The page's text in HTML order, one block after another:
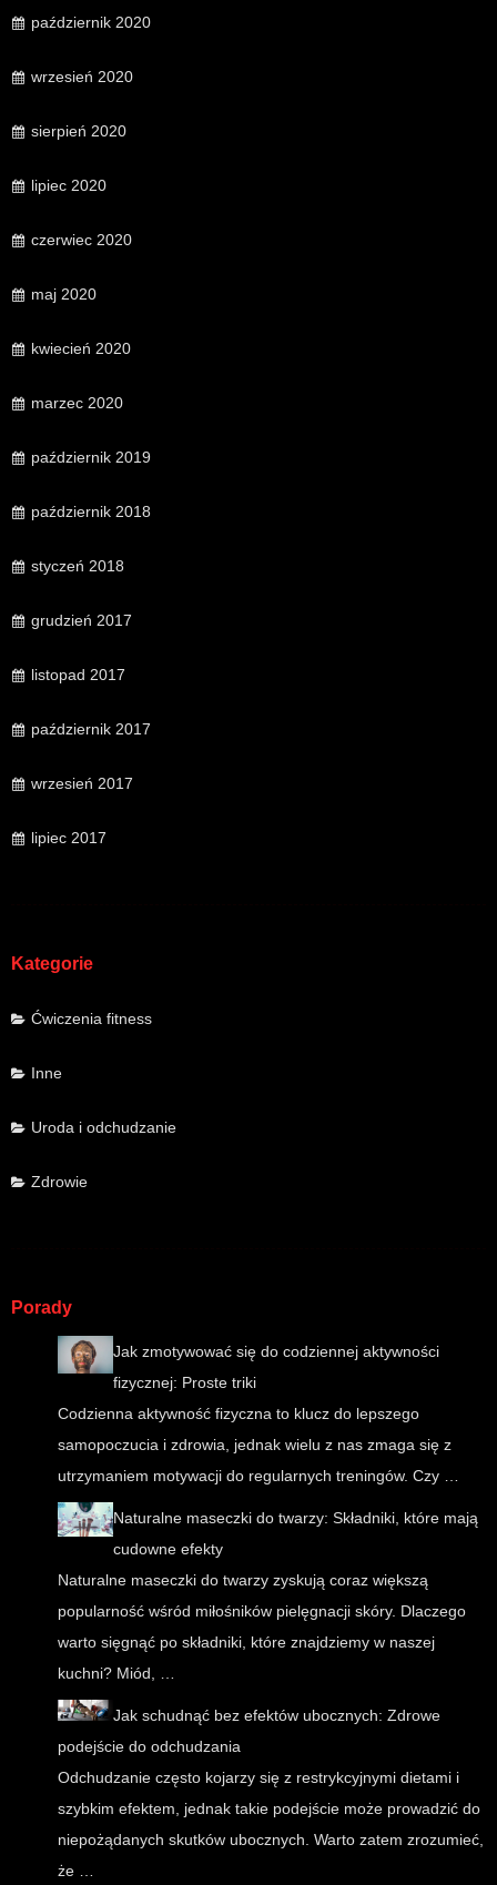
październik 2020
wrzesień 2020
sierpień 2020
lipiec 2020
czerwiec 2020
maj 2020
kwiecień 2020
marzec 2020
październik 2019
październik 2018
styczeń 2018
grudzień 2017
listopad 2017
październik 2017
wrzesień 2017
lipiec 2017
Kategorie
Ćwiczenia fitness
Inne
Uroda i odchudzanie
Zdrowie
Porady
Jak zmotywować się do codziennej aktywności
fizycznej: Proste triki
Codzienna aktywność fizyczna to klucz do lepszego
samopoczucia i zdrowia, jednak wielu z nas zmaga się z
utrzymaniem motywacji do regularnych treningów. Czy …
Naturalne maseczki do twarzy: Składniki, które mają
cudowne efekty
Naturalne maseczki do twarzy zyskują coraz większą
popularność wśród miłośników pielęgnacji skóry. Dlaczego
warto sięgnąć po składniki, które znajdziemy w naszej
kuchni? Miód, …
Jak schudnąć bez efektów ubocznych: Zdrowe
podejście do odchudzania
Odchudzanie często kojarzy się z restrykcyjnymi dietami i
szybkim efektem, jednak takie podejście może prowadzić do
niepożądanych skutków ubocznych. Warto zatem zrozumieć,
że …